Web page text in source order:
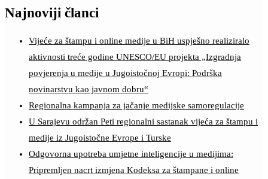
Najnoviji članci
Vijeće za štampu i online medije u BiH uspješno realiziralo
aktivnosti treće godine UNESCO/EU projekta „Izgradnja
povjerenja u medije u Jugoistočnoj Evropi: Podrška
novinarstvu kao javnom dobru“
Regionalna kampanja za jačanje medijske samoregulacije
U Sarajevu održan Peti regionalni sastanak vijeća za štampu i
medije iz Jugoistočne Evrope i Turske
Odgovorna upotreba umjetne inteligencije u medijima:
Pripremljen nacrt izmjena Kodeksa za štampane i online